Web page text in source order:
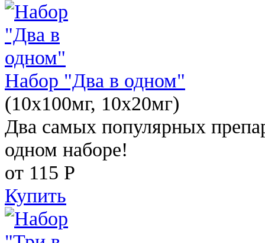
Набор "Два в одном"
(10x100мг, 10x20мг)
Два самых популярных
одном наборе!
от 115 Р
Купить